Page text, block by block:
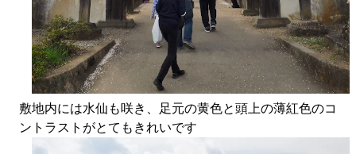
敷地内には水仙も咲き、足元の黄色と頭上の薄紅色のコ
ントラストがとてもきれいです